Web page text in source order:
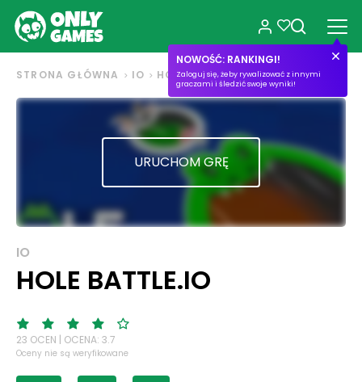
NOWOŚĆ: RANKINGI!
Zaloguj się, żeby rywalizować z innymi
graczami i śledzić swoje wyniki!
STRONA GŁÓWNA IO HOLE BATTLE.IO
URUCHOM GRĘ
IO
HOLE BATTLE.IO
23 OCEN | OCENA: 3.7
Oceny nie są weryfikowane